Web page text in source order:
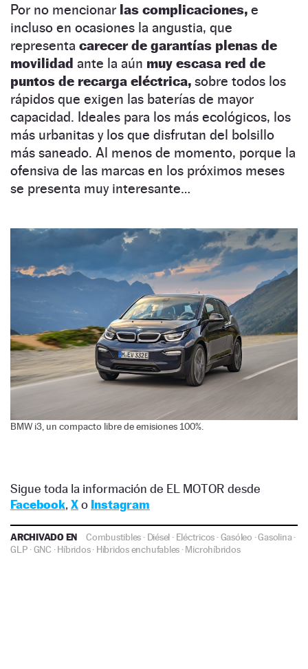
Por no mencionar las complicaciones, e
incluso en ocasiones la angustia, que
representa carecer de garantías plenas de
movilidad ante la aún muy escasa red de
puntos de recarga eléctrica, sobre todos los
rápidos que exigen las baterías de mayor
capacidad. Ideales para los más ecológicos, los
más urbanitas y los que disfrutan del bolsillo
más saneado. Al menos de momento, porque la
ofensiva de las marcas en los próximos meses
se presenta muy interesante…
BMW i3, un compacto libre de emisiones 100%.
Sigue toda la información de EL MOTOR desde
Facebook, Xo Instagram
ARCHIVADO EN Combustibles · Diésel · Eléctricos ·Gasóleo ·Gasolina·
GLP ·GNC ·Híbridos· Híbridos enchufables ·Microhíbridos